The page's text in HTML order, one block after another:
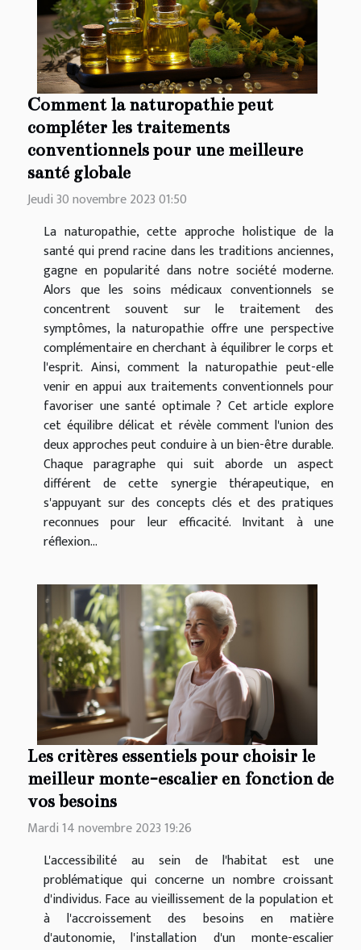
Comment la naturopathie peut
compléter les traitements
conventionnels pour une meilleure
santé globale
Jeudi 30 novembre 2023 01:50
La naturopathie, cette approche holistique de la
santé qui prend racine dans les traditions anciennes,
gagne en popularité dans notre société moderne.
Alors que les soins médicaux conventionnels se
concentrent souvent sur le traitement des
symptômes, la naturopathie offre une perspective
complémentaire en cherchant à équilibrer le corps et
l'esprit. Ainsi, comment la naturopathie peut-elle
venir en appui aux traitements conventionnels pour
favoriser une santé optimale ? Cet article explore
cet équilibre délicat et révèle comment l'union des
deux approches peut conduire à un bien-être durable.
Chaque paragraphe qui suit aborde un aspect
différent de cette synergie thérapeutique, en
s'appuyant sur des concepts clés et des pratiques
reconnues pour leur efficacité. Invitant à une
réflexion...
Les critères essentiels pour choisir le
meilleur monte-escalier en fonction de
vos besoins
Mardi 14 novembre 2023 19:26
L'accessibilité au sein de l'habitat est une
problématique qui concerne un nombre croissant
d'individus. Face au vieillissement de la population et
à l'accroissement des besoins en matière
d'autonomie, l'installation d'un monte-escalier